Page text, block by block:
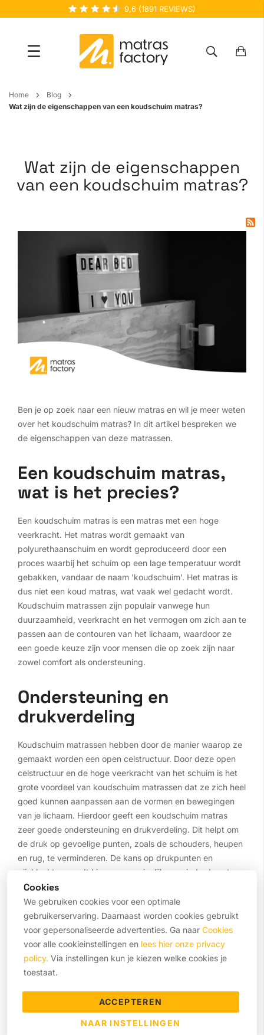
Cookies
We gebruiken cookies voor een optimale
gebruikerservaring. Daarnaast worden cookies gebruikt
voor gepersonaliseerde advertenties. Ga naar Cookies
voor alle cookieinstellingen en lees hier onze privacy
policy. Via instellingen kun je kiezen welke cookies je
toestaat.
ACCEPTEREN
NAAR INSTELLINGEN
9,6 (1891 REVIEWS)
☰
Ga
naar
Home
Blog
Wat zijn de eigenschappen van een koudschuim matras?
Wat zijn de eigenschappen
van een koudschuim matras?
Ben je op zoek naar een nieuw matras en wil je meer weten
over het koudschuim matras? In dit artikel bespreken we
de eigenschappen van deze matrassen.
Een koudschuim matras,
wat is het precies?
Een koudschuim matras is een matras met een hoge
veerkracht. Het matras wordt gemaakt van
polyurethaanschuim en wordt geproduceerd door een
proces waarbij het schuim op een lage temperatuur wordt
gebakken, vandaar de naam 'koudschuim'. Het matras is
dus niet een koud matras, wat vaak wel gedacht wordt.
Koudschuim matrassen zijn populair vanwege hun
duurzaamheid, veerkracht en het vermogen om zich aan te
passen aan de contouren van het lichaam, waardoor ze
een goede keuze zijn voor mensen die op zoek zijn naar
zowel comfort als ondersteuning.
Ondersteuning en
drukverdeling
Koudschuim matrassen hebben door de manier waarop ze
gemaakt worden een open celstructuur. Door deze open
celstructuur en de hoge veerkracht van het schuim is het
grote voordeel van koudschuim matrassen dat ze zich heel
goed kunnen aanpassen aan de vormen en bewegingen
van je lichaam. Hierdoor geeft een koudschuim matras
zeer goede ondersteuning en drukverdeling. Dit helpt om
de druk op gevoelige punten, zoals de schouders, heupen
en rug, te verminderen. De kans op drukpunten en
pijnklachten wordt hiermee aanzienlijk verminderd, wat
bijdraagt aan een diepere en meer herstellende slaap.
Bovendien zorgt de gelijkmatige verdeling van het
lichaamsgewicht ervoor dat de ruggengraat in een
natuurlijke positie blijft, wat erg belangrijk is voor een
goede slaaphouding.
Ademend vermogen en
ventilatie
De open celstructuur van koudschuim zorgt voor een